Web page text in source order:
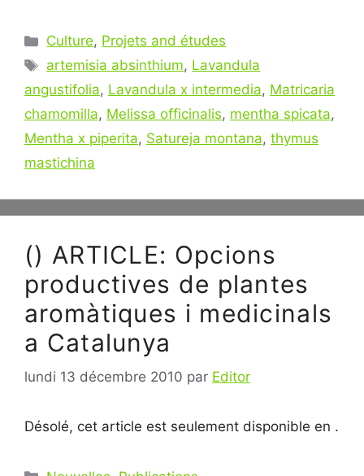
Catégories
Culture, Projets and études
Étiquettes
artemisia absinthium, Lavandula
angustifolia, Lavandula x intermedia, Matricaria
chamomilla, Melissa officinalis, mentha spicata,
Mentha x piperita, Satureja montana, thymus
mastichina
() ARTICLE: Opcions
productives de plantes
aromàtiques i medicinals
a Catalunya
lundi 13 décembre 2010 par Editor
Désolé, cet article est seulement disponible en .